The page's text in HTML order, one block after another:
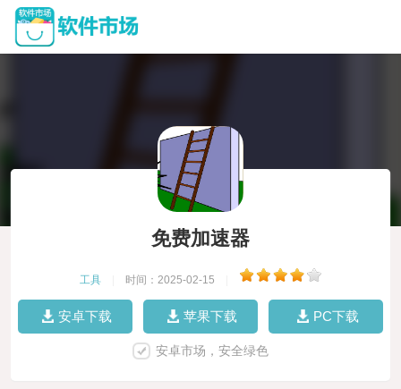
免费加速器
工具 时间：2025-02-15
安卓下载 苹果下载 PC下载
安卓市场，安全绿色